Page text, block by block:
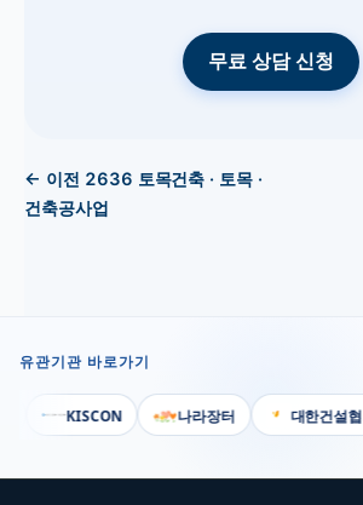
무료 상담 신청
← 이전 2636 토목건축 · 토목 ·
건축공사업
유관기관 바로가기
KISCON 나라장터 대한건설협회